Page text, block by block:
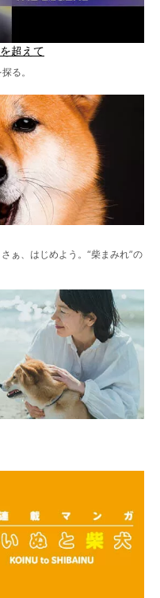
超えて
る。
ぁ、はじめよう。“柴まみれ”の